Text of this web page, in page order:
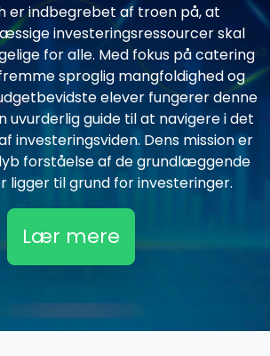
er indbegrebet af troen på, at
investeringsressourcer skal
for alle. Med fokus på catering
sproglig mangfoldighed og
elever fungerer denne
uvurderlig guide til at navigere i det
investeringsviden. Dens mission er
forståelse af de grundlæggende
ligger til grund for investeringer.
Lær mere